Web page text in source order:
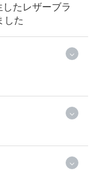
たレザーブラ
した